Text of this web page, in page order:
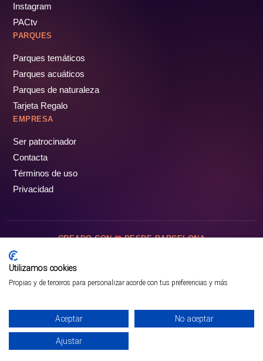
¡PÁSALO!
Instagram
PACtv
PARQUES
Parques temáticos
Parques acuáticos
Parques de naturaleza
Tarjeta Regalo
EMPRESA
Ser patrocinador
Contacta
Términos de uso
Privacidad
CREADO CON DESDE BARCELONA
Utilizamos cookies
Propias y de terceros para personalizar acorde con tus preferencias y más
Aceptar No aceptar
Ajustar